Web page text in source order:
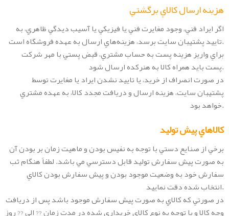
هزينه ارسال کالاي برگشتي
اگر ايراد فني، وجود مغايرت فني يا فيزيکي يا آسيب ديدگي ظاهري، به
تاييد پشتيبان سايت برسد، هزينه‌هاي ارسال به عهده فروشگاه است.
براي واريز هزينه پست به حساب مشتري، قبض پستي با مهر شرکت
پست بايد همراه کالا به هنرکده ارسال شود.
در صورت انصراف از خريد، يا تاييد نشدن ايراد يا مغايرت توسط
پشتيبان سايت، هزينه ارسال و دريافت مجدد کالا، به عهده مشتري
خواهد بود.
کالاهاي پيش توليد
برخي از صنايع دستي با توجه به نفيس بودن و ماهيت زمان بر بودن آن
به صورت پيش سفارش توليد قابل دسترسي مي باشد. لطفاً هنگام ثب
سفارش خود به وضعيت موجود بودن و پيش سفارش بودن کالاي
انتخاب شده دقت نماييد.
در صورتي که کالاي به صورت پيش سفارش موجود باشد پس از دريافت
وجه کالا و با توجه به نوع کالاي خريداري شده در مدت زمان ?? الي ?? روز